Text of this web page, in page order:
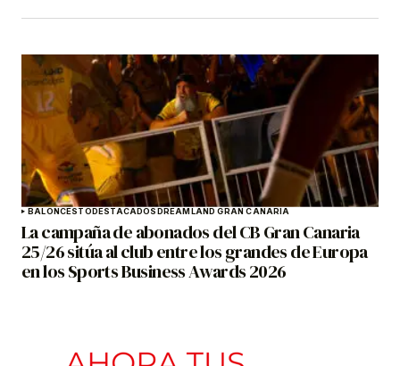
BALONCESTODESTACADOSDREAMLAND GRAN CANARIA
La campaña de abonados del CB Gran Canaria
25/26 sitúa al club entre los grandes de Europa
en los Sports Business Awards 2026